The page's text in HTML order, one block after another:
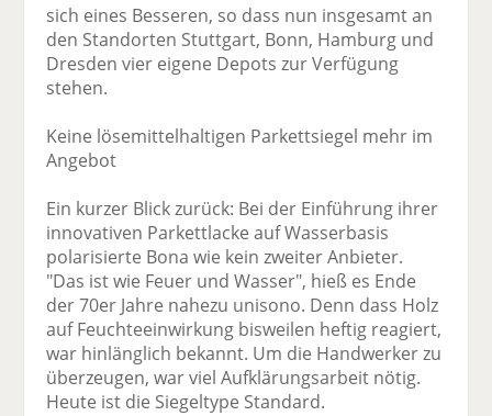
sich eines Besseren, so dass nun insgesamt an
den Standorten Stuttgart, Bonn, Hamburg und
Dresden vier eigene Depots zur Verfügung
stehen.
Keine lösemittelhaltigen Parkettsiegel mehr im
Angebot
Ein kurzer Blick zurück: Bei der Einführung ihrer
innovativen Parkettlacke auf Wasserbasis
polarisierte Bona wie kein zweiter Anbieter.
"Das ist wie Feuer und Wasser", hieß es Ende
der 70er Jahre nahezu unisono. Denn dass Holz
auf Feuchteeinwirkung bisweilen heftig reagiert,
war hinlänglich bekannt. Um die Handwerker zu
überzeugen, war viel Aufklärungsarbeit nötig.
Heute ist die Siegeltype Standard.